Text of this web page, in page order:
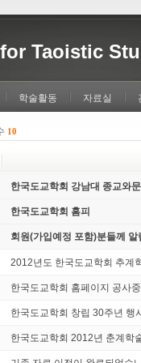
Taoistic
학술활동 자료실
10
한국도교학회 강남대 종교와
한국도교학회 홈피
회원(가입예정 포함)분들께 알
2012년도 한국도교학회 추계
한국도교학회 홈페이지 공사
한국도교학회 창립 30주년 행
한국도교학회 2012년 춘계학